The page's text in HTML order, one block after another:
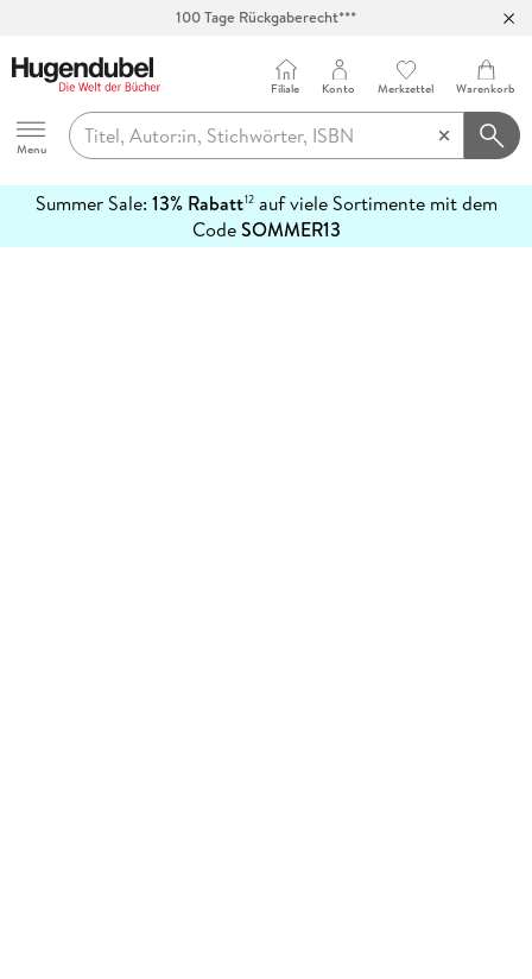
100 Tage Rückgaberecht***
Hugendubel
Menu
Filiale Konto Merkzettel Warenkorb
Summer Sale: 13% Rabatt12auf viele Sortimente mit dem
CodeSOMMER13
erfahren